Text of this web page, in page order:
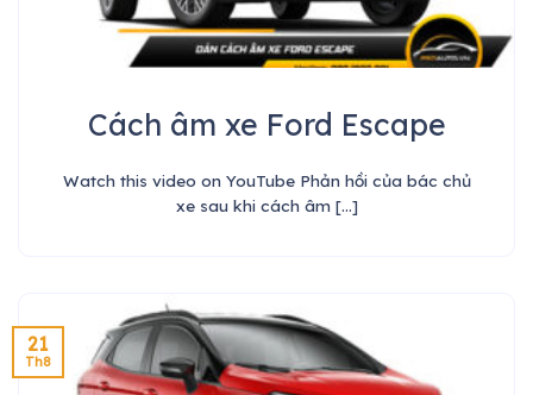
Cách âm xe Ford Escape
Watch this video on YouTube Phản hồi của bác chủ
xe sau khi cách âm [...]
21
Th8